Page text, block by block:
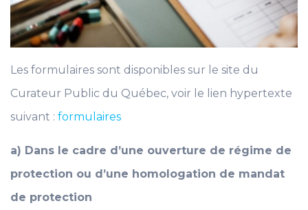
Les formulaires sont disponibles sur le site du
Curateur Public du Québec, voir le lien hypertexte
suivant : formulaires
a) Dans le cadre d’une ouverture de régime de
protection ou d’une homologation de mandat
de protection